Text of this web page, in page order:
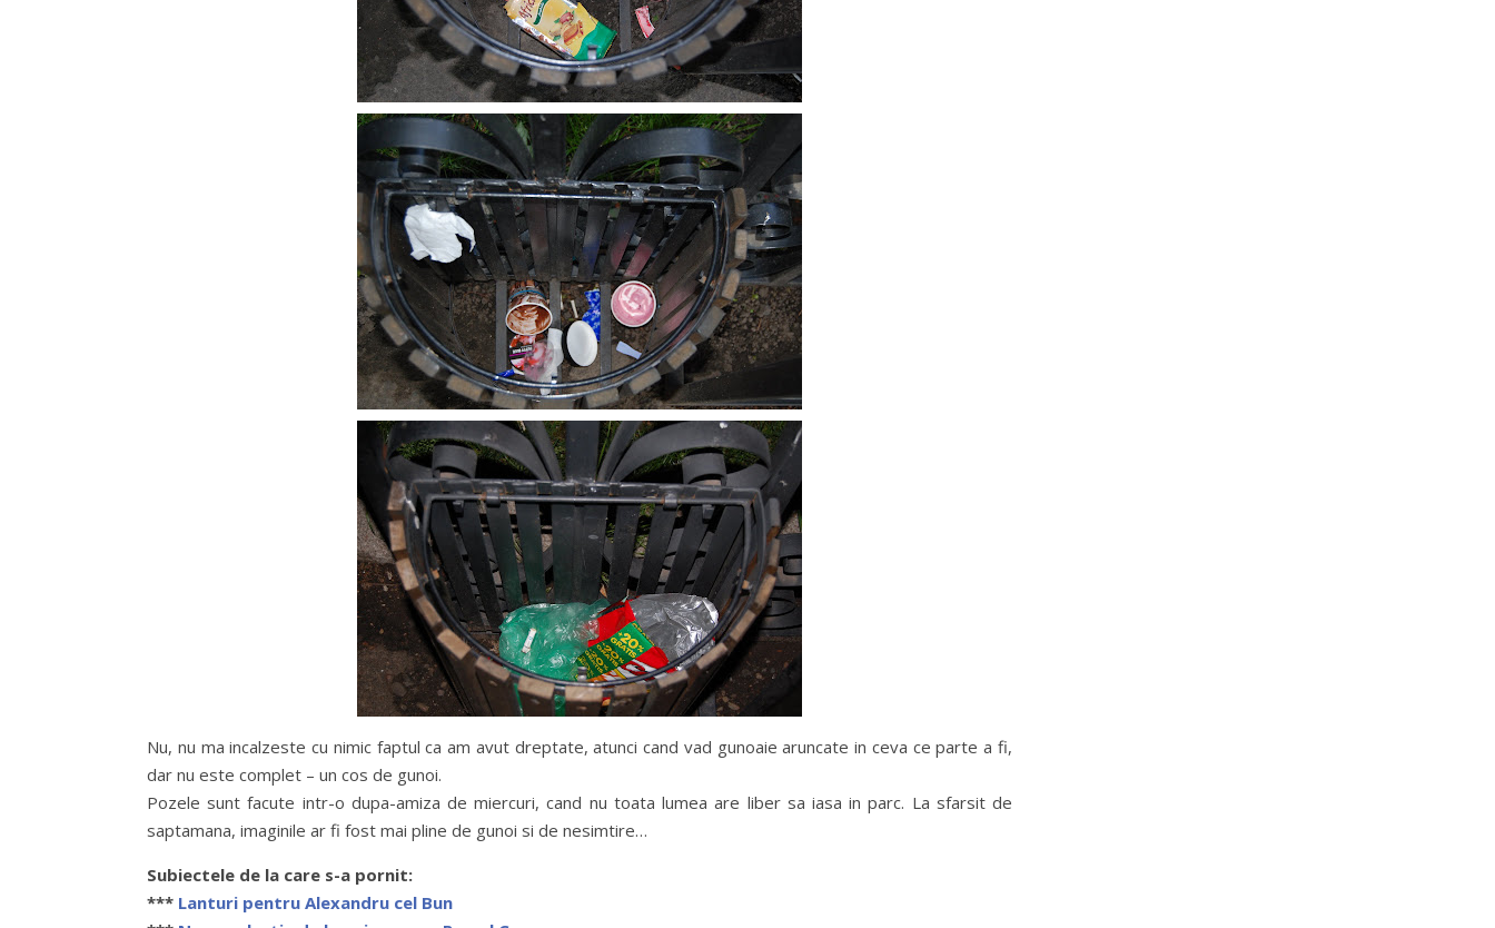
Nu, nu ma incalzeste cu nimic faptul ca am avut dreptate, atunci cand vad gunoaie aruncate in ceva ce parte a fi,
dar nu este complet – un cos de gunoi.
Pozele sunt facute intr-o dupa-amiza de miercuri, cand nu toata lumea are liber sa iasa in parc. La sfarsit de
saptamana, imaginile ar fi fost mai pline de gunoi si de nesimtire…
Subiectele de la care s-a pornit:
*** Lanturi pentru Alexandru cel Bun